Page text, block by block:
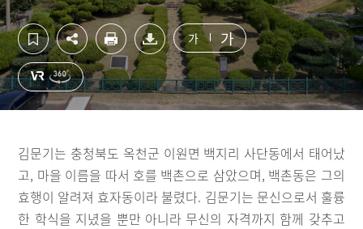
가
기
기
가 가
김문기는 충청북도 옥천군 이원면 백지리 사단동에서 태어났
고, 마을 이름을 따서 호를 백촌으로 삼았으며, 백촌동은 그의
효행이 알려져 효자동이라 불렸다. 김문기는 문신으로서 훌륭
한 학식을 지녔을 뿐만 아니라 무신의 자격까지 함께 갖추고